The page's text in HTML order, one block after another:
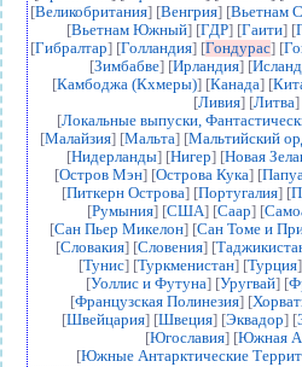
[Великобритания] [Венгрия] [Вьетнам
[Вьетнам Южный] [ГДР] [Гаити] [
[Гибралтар] [Голландия] [Гондурас] [
[Зимбабве] [Ирландия] [
[Камбоджа (Кхмеры)] [Канада] [
[Ливия] [Литва]
[Локальные выпуски,
[Малайзия] [Мальта] [Мальтийский
[Нидерланды] [Нигер] [Новая
[Остров Мэн] [Острова Кука] [
[Питкерн Острова] [Португалия] [
[Румыния] [США] [Саар] [
[Сан Пьер Микелон] [Сан Томе и
[Словакия] [Словения] [
[Тунис] [Туркменистан] [Турция
[Уоллис и Футуна] [Уругвай] [
[Французская Полинезия] [
[Швейцария] [Швеция] [Эквадор] [
[Югославия] [Южная
[Южные Антарктические